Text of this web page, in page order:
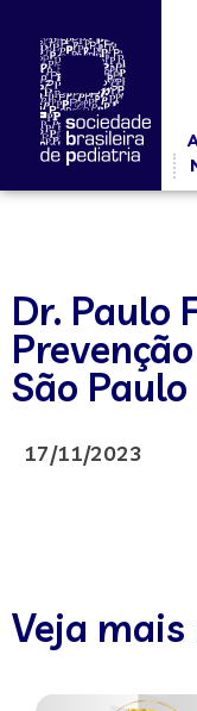
Dr. Paulo
São Paulo
17/11/2023
Veja